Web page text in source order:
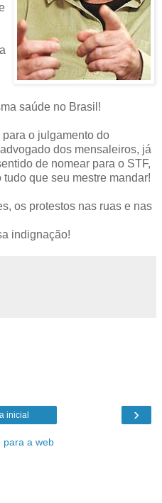
saúde no Brasil!
o julgamento do
dos mensaleiros, já
de nomear para o STF,
que seu mestre mandar!
os protestos nas ruas e nas
indignação!
›
inicial
para a web